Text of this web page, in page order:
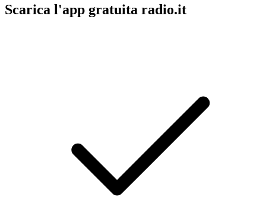
Scarica l'app gratuita radio.it